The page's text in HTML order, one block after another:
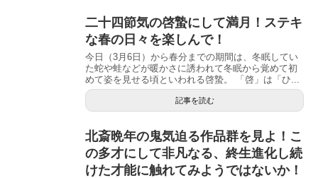
二十四節気の啓蟄にして満月！ステキ
な春の日々を楽しんで！
今日（3月6日）から春分までの期間は、冬眠してい
た蛇や蛙などが暖かさに誘われて冬眠から覚めて初
めて姿を見せる頃といわれる啓蟄。 「啓」は「ひ...
記事を読む
北斎晩年の鬼気迫る作品群を見よ！こ
の多才にして非凡なる、終生進化し続
けた才能に触れてみようではないか！